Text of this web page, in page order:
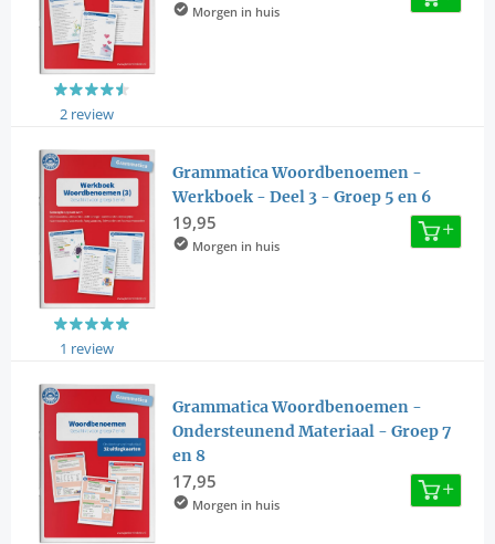
2 review
Morgen in huis
1 review
Grammatica Woordbenoemen -
Werkboek - Deel 3 - Groep 5 en 6
19,95
Morgen in huis
Grammatica Woordbenoemen -
Ondersteunend Materiaal - Groep 7
en 8
17,95
Morgen in huis